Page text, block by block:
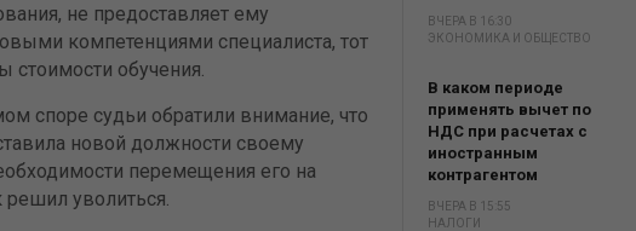
не предоставляет ему
компетенциями специалиста, тот
стоимости обучения.
споре судьи обратили внимание, что
новой должности своему
перемещения его на
решил уволиться.
ВЧЕРА В 16:30
ЭКОНОМИКА И ОБЩЕСТВО
В каком периоде
применять вычет по
НДС при расчетах с
иностранным
контрагентом
ВЧЕРА В 15:55
НАЛОГИ